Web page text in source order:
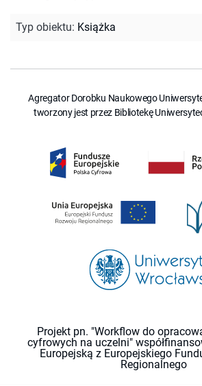
Typ obiektu: Książka
Agregator Dorobku Naukowego
tworzony jest przez Bibliotekę
Projekt pn. "Workflow do
cyfrowych na uczelni"
Europejską z Europejskiego
Regionalnego